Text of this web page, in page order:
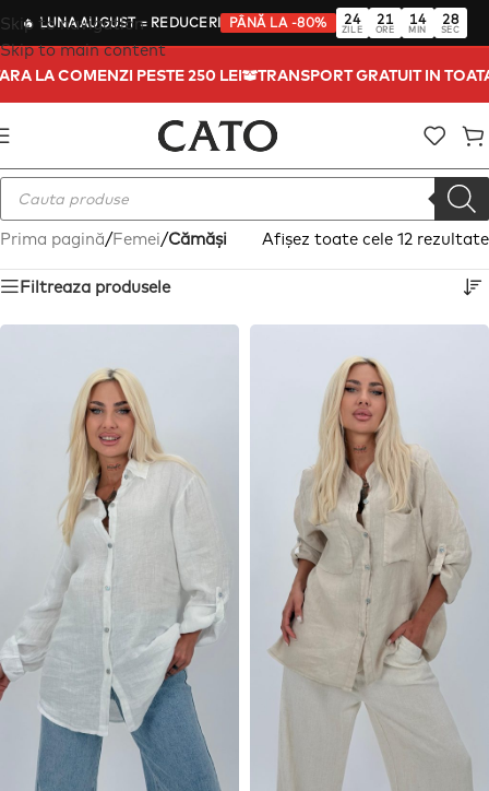
🔥 LUNA AUGUST= REDUCERI PÂNĂ LA -80% 24
ZILE
21
ORE
14
MIN
27
SEC
Skip to navigation
Skip to main content
TARA LA COMENZI PESTE 250 LEI TRANSPORT GRATUIT IN
Prima pagină/Femei/Cămăși Afișez toate cele 12 rezultate
Filtreaza produsele